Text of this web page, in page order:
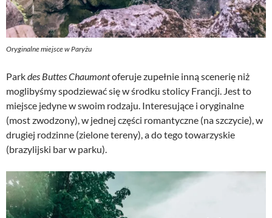
Oryginalne miejsce w Paryżu
Parkdes Buttes Chaumontoferuje zupełnie inną scenerię niż
moglibyśmy spodziewać się w środku stolicy Francji. Jest to
miejsce jedyne w swoim rodzaju. Interesujące i oryginalne
(most zwodzony), w jednej części romantyczne (na szczycie), w
drugiej rodzinne (zielone tereny), a do tego towarzyskie
(brazylijski bar w parku).